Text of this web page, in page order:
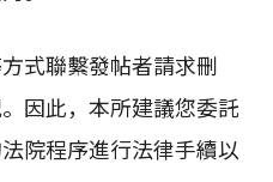
式聯繫發帖者請求刪
因此，本所建議您委託
院程序進行法律手續以